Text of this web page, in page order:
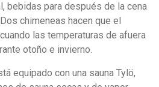
bebidas para después de la cena
chimeneas hacen que el
las temperaturas de afuera
otoño e invierno.
equipado con una sauna Tylö,